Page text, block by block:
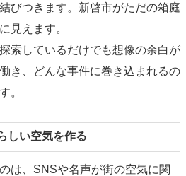
びつきます。新啓市がただの箱庭
見えます。
索しているだけでも想像の余白が
き、どんな事件に巻き込まれるの
。
しい空気を作る
は、SNSや名声が街の空気に関